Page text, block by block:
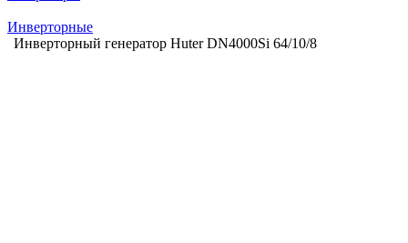
Инверторные
Инверторный генератор Huter DN4000Si 64/10/8